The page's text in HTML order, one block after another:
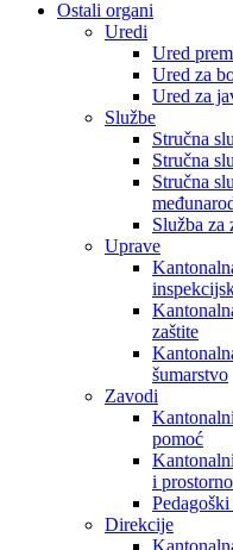
Ostali organi
Uredi
Ured
Ured za
Ured za
Službe
Stručna
Stručna
Stručna
Služba za
Uprave
zaštite
šumarstvo
Zavodi
pomoć
i
Direkcije